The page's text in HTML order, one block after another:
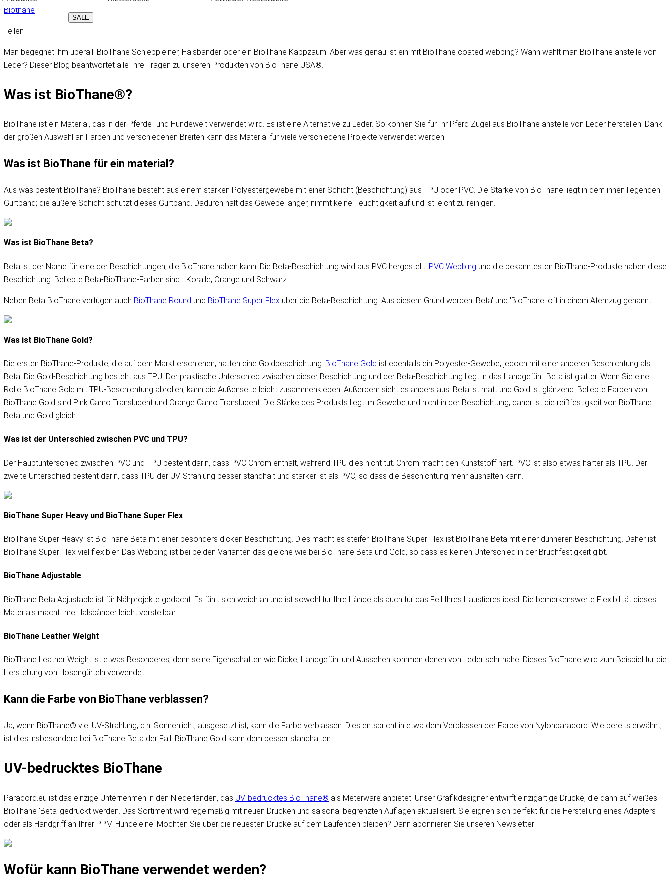
SALE
Biothane
Teilen
Man begegnet ihm überall: BioThane Schleppleiner, Halsbänder oder ein BioThane Kappzaum. Aber was genau ist ein mit BioThane coated webbing? Wann wählt man BioThane anstelle von
Leder? Dieser Blog beantwortet alle Ihre Fragen zu unseren Produkten von BioThane USA®.
Was ist BioThane®?
BioThane ist ein Material, das in der Pferde- und Hundewelt verwendet wird. Es ist eine Alternative zu Leder. So können Sie für Ihr Pferd Zügel aus BioThane anstelle von Leder herstellen. Dank
der großen Auswahl an Farben und verschiedenen Breiten kann das Material für viele verschiedene Projekte verwendet werden.
Was ist BioThane für ein material?
Aus was besteht BioThane? BioThane besteht aus einem starken Polyestergewebe mit einer Schicht (Beschichtung) aus TPU oder PVC. Die Stärke von BioThane liegt in dem innen liegenden
Gurtband; die äußere Schicht schützt dieses Gurtband. Dadurch hält das Gewebe länger, nimmt keine Feuchtigkeit auf und ist leicht zu reinigen.
Was ist BioThane Beta?
Beta ist der Name für eine der Beschichtungen, die BioThane haben kann. Die Beta-Beschichtung wird aus PVC hergestellt. PVC Webbing und die bekanntesten BioThane-Produkte haben diese
Beschichtung. Beliebte Beta-BioThane-Farben sind… Koralle, Orange und Schwarz.
Neben Beta BioThane verfügen auch BioThane Round und BioThane Super Flex über die Beta-Beschichtung. Aus diesem Grund werden 'Beta' und 'BioThane' oft in einem Atemzug genannt.
Was ist BioThane Gold?
Die ersten BioThane-Produkte, die auf dem Markt erschienen, hatten eine Goldbeschichtung. BioThane Gold ist ebenfalls ein Polyester-Gewebe, jedoch mit einer anderen Beschichtung als
Beta. Die Gold-Beschichtung besteht aus TPU. Der praktische Unterschied zwischen dieser Beschichtung und der Beta-Beschichtung liegt in das Handgefühl: Beta ist glatter. Wenn Sie eine
Rolle BioThane Gold mit TPU-Beschichtung abrollen, kann die Außenseite leicht zusammenkleben. Außerdem sieht es anders aus: Beta ist matt und Gold ist glänzend. Beliebte Farben von
BioThane Gold sind Pink Camo Translucent und Orange Camo Translucent. Die Stärke des Produkts liegt im Gewebe und nicht in der Beschichtung, daher ist die reißfestigkeit von BioThane
Beta und Gold gleich.
Was ist der Unterschied zwischen PVC und TPU?
Der Hauptunterschied zwischen PVC und TPU besteht darin, dass PVC Chrom enthält, während TPU dies nicht tut. Chrom macht den Kunststoff hart. PVC ist also etwas härter als TPU. Der
zweite Unterschied besteht darin, dass TPU der UV-Strahlung besser standhält und stärker ist als PVC, so dass die Beschichtung mehr aushalten kann.
BioThane Super Heavy und BioThane Super Flex
BioThane Super Heavy ist BioThane Beta mit einer besonders dicken Beschichtung. Dies macht es steifer. BioThane Super Flex ist BioThane Beta mit einer dünneren Beschichtung. Daher ist
BioThane Super Flex viel flexibler. Das Webbing ist bei beiden Varianten das gleiche wie bei BioThane Beta und Gold, so dass es keinen Unterschied in der Bruchfestigkeit gibt.
BioThane Adjustable
BioThane Beta Adjustable ist für Nähprojekte gedacht. Es fühlt sich weich an und ist sowohl für Ihre Hände als auch für das Fell Ihres Haustieres ideal. Die bemerkenswerte Flexibilität dieses
Materials macht Ihre Halsbänder leicht verstellbar.
BioThane Leather Weight
BioThane Leather Weight ist etwas Besonderes, denn seine Eigenschaften wie Dicke, Handgefühl und Aussehen kommen denen von Leder sehr nahe. Dieses BioThane wird zum Beispiel für die
Herstellung von Hosengürteln verwendet.
Kann die Farbe von BioThane verblassen?
Ja, wenn BioThane® viel UV-Strahlung, d.h. Sonnenlicht, ausgesetzt ist, kann die Farbe verblassen. Dies entspricht in etwa dem Verblassen der Farbe von Nylonparacord. Wie bereits erwähnt,
ist dies insbesondere bei BioThane Beta der Fall. BioThane Gold kann dem besser standhalten.
UV-bedrucktes BioThane
Paracord.eu ist das einzige Unternehmen in den Niederlanden, das UV-bedrucktes BioThane® als Meterware anbietet. Unser Grafikdesigner entwirft einzigartige Drucke, die dann auf weißes
BioThane 'Beta' gedruckt werden. Das Sortiment wird regelmäßig mit neuen Drucken und saisonal begrenzten Auflagen aktualisiert. Sie eignen sich perfekt für die Herstellung eines Adapters
oder als Handgriff an Ihrer PPM-Hundeleine. Möchten Sie über die neuesten Drucke auf dem Laufenden bleiben? Dann abonnieren Sie unseren Newsletter!
Wofür kann BioThane verwendet werden?